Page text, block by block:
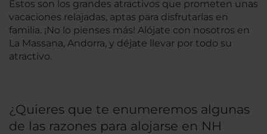
Estos son los grandes atractivos que prometen unas
vacaciones relajadas, aptas para disfrutarlas en
familia. ¡No lo pienses más! Alójate con nosotros en
La Massana, Andorra, y déjate llevar por todo su
atractivo.
¿Quieres que te enumeremos algunas
de las razones para alojarse en NH